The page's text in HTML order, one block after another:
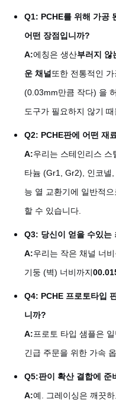
Q1: PCHE를 위해 가공
어떤 장점입니까?
A:에칭은 생산부러지 않
운 채널 또한 전통적인
(0.03mm만큼 작다) 을
도구가 필요하지 않기 때
Q2: PCHE판에 어떤 재
A:우리는 스테인리스 스
타늄 (Gr1, Gr2), 인코넬
능 열 교환기에 일반적
할 수 있습니다.
Q3: 당신이 얻을 수있는
A:우리는 작은 채널 너
기둥 (벽) 너비까지
Q4: PCHE 프로토타입
니까?
A:프로토 타입 샘플은
긴급 주문을 위한 가속
Q5:판이 확산 결합에 준
A:예. 그레이싱은 깨끗